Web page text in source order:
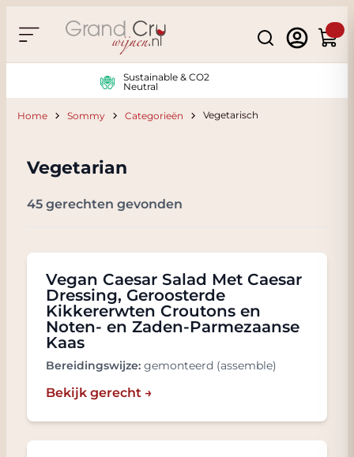
Search
Cart
Sustainable & CO2
Neutral
Home Sommy Categorieën Vegetarisch
Vegetarian
45 gerechten gevonden
Vegan Caesar Salad Met Caesar
Dressing, Geroosterde
Kikkererwten Croutons en
Noten- en Zaden-Parmezaanse
Kaas
Bereidingswijze: gemonteerd (assemble)
Bekijk gerecht →